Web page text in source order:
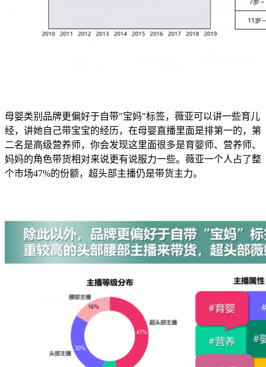
母婴类别品牌更偏好于自带"宝妈"标签，薇亚可以讲一些育儿
经，讲她自己带宝宝的经历，在母婴直播里面是排第一的，第
二名是高级营养师，你会发现这里面很多是育婴师、营养师、
妈妈的角色带货相对来说更有说服力一些。薇亚一个人占了整
个市场47%的份额，超头部主播仍是带货主力。